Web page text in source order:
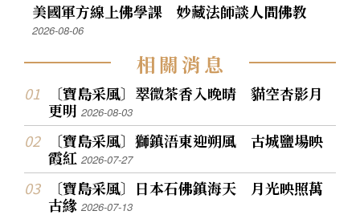
美國軍方線上佛學課 妙藏法師談人間佛教
2026-08-06
相關消息
〔寶島采風〕翠微茶香入晚晴 貓空杏影月
更明2026-08-03
〔寶島采風〕獅鎮浯東迎朔風 古城鹽場映
霞紅2026-07-27
〔寶島采風〕日本石佛鎮海天 月光映照萬
古緣2026-07-13